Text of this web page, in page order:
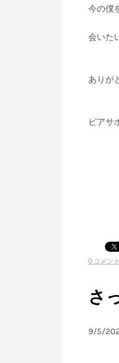
今の僕
会いた
ありが
ピアサ
0 コメント
さ
9/5/